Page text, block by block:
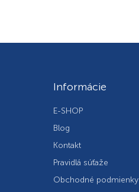
Informácie
E-SHOP
Blog
Kontakt
Pravidlá súťaže
Obchodné podmienky